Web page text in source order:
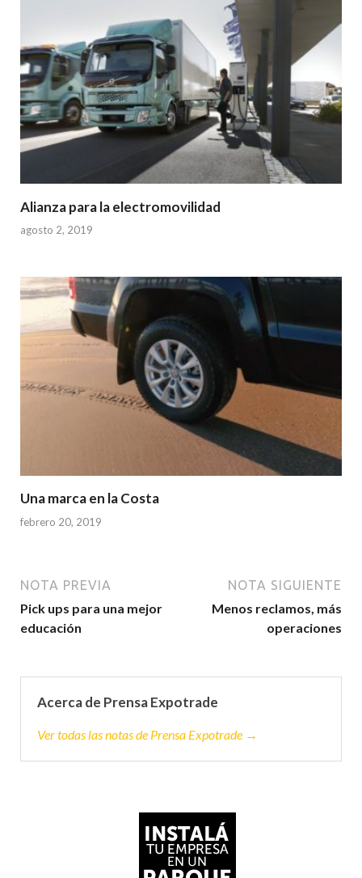
Alianza para la electromovilidad
agosto 2, 2019
Una marca en la Costa
febrero 20, 2019
NOTA PREVIA
Pick ups para una mejor
educación
NOTA SIGUIENTE
Menos reclamos, más
operaciones
Acerca de Prensa Expotrade
Ver todas las notas de Prensa Expotrade →